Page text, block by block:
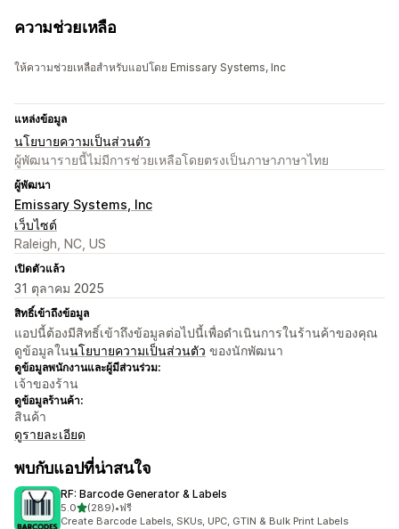
ความช่วยเหลือ
ให้ความช่วยเหลือสำหรับแอปโดย Emissary Systems, Inc
แหล่งข้อมูล
นโยบายความเป็นส่วนตัว
ผู้พัฒนารายนี้ไม่มีการช่วยเหลือโดยตรงเป็นภาษาภาษาไทย
ผู้พัฒนา
Emissary Systems, Inc
เว็บไซต์
Raleigh, NC, US
เปิดตัวแล้ว
31 ตุลาคม 2025
สิทธิ์เข้าถึงข้อมูล
แอปนี้ต้องมีสิทธิ์เข้าถึงข้อมูลต่อไปนี้เพื่อดำเนินการในร้านค้าของคุณ
ดูข้อมูลในนโยบายความเป็นส่วนตัว ของนักพัฒนา
ดูข้อมูลพนักงานและผู้มีส่วนร่วม:
เจ้าของร้าน
ดูข้อมูลร้านค้า:
สินค้า
ดูรายละเอียด
พบกับแอปที่น่าสนใจ
RF: Barcode Generator & Labels
5.0เต็ม 5 ดาว
(289)
ทั้งหมด 289 รีวิว
•ฟรี
Create Barcode Labels, SKUs, UPC, GTIN & Bulk Print Labels